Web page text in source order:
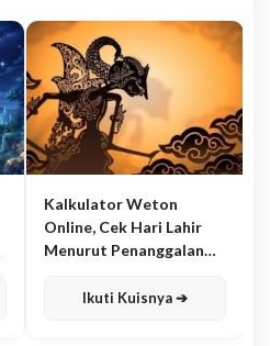
Kalkulator Weton
Online, Cek Hari Lahir
Menurut Penanggalan
Ikuti Kuisnya ➔